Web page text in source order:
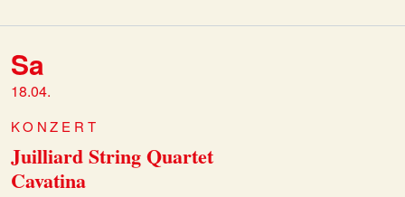
Sa
18.04.
KONZERT
Juilliard String Quartet
Cavatina